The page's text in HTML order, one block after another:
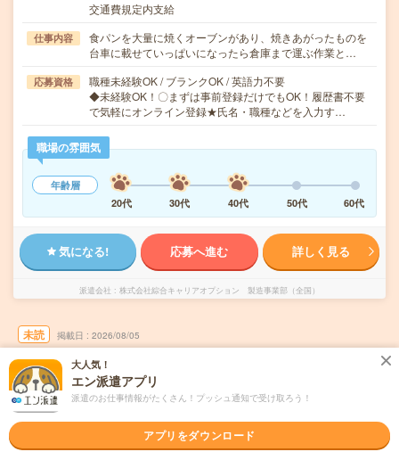
交通費規定内支給
仕事内容
食パンを大量に焼くオーブンがあり、焼きあがったものを
台車に載せていっぱいになったら倉庫まで運ぶ作業と…
応募資格
職種未経験OK / ブランクOK / 英語力不要
◆未経験OK！〇まずは事前登録だけでもOK！履歴書不要
で気軽にオンライン登録★氏名・職種などを入力す…
職場の雰囲気
年齢層
20代
30代 40代 50代 60代
気になる! 応募へ進む 詳しく見る
派遣会社 株式会社綜合キャリアオプション 製造事業部（全国）
未読 掲載日 2026/08/05
【未経験OK！】タイヤの脱着やスプレーの吹
きつけ/日払いOK
職種未経験OK 交通費別途支給あり WEB登録OK 派遣
大人気！
エン派遣アプリ
派遣のお仕事情報がたくさん！プッシュ通知で受け取ろう！
アプリをダウンロード